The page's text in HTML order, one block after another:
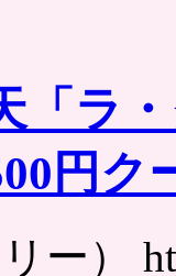
「ラ
円ク
ー）